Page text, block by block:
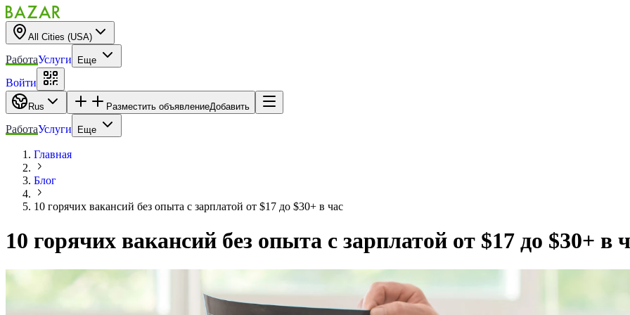
All Cities (USA)
РаботаУслуги Еще
Войти
Rus Разместить объявлениеДобавить
РаботаУслуги Еще
Главная
Блог
10 горячих вакансий без опыта с зарплатой от $17 до $30+ в час
10 горячих вакансий без опыта с зарплатой от $17 до $30+ в